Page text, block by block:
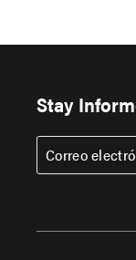
Stay
Correo